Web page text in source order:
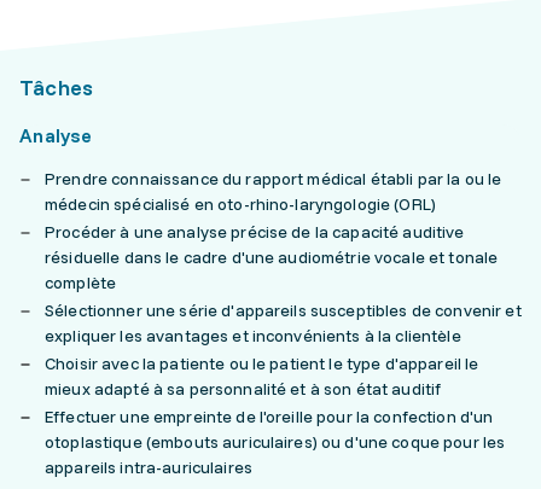
Tâches
Analyse
Prendre connaissance du rapport médical établi par la ou le
médecin spécialisé en oto-rhino-laryngologie (ORL)
Procéder à une analyse précise de la capacité auditive
résiduelle dans le cadre d'une audiométrie vocale et tonale
complète
Sélectionner une série d'appareils susceptibles de convenir et
expliquer les avantages et inconvénients à la clientèle
Choisir avec la patiente ou le patient le type d'appareil le
mieux adapté à sa personnalité et à son état auditif
Effectuer une empreinte de l'oreille pour la confection d'un
otoplastique (embouts auriculaires) ou d'une coque pour les
appareils intra-auriculaires